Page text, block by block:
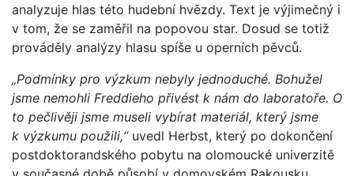
analyzuje hlas této hudební hvězdy. Text je výjimečný i
v tom, že se zaměřil na popovou star. Dosud se totiž
prováděly analýzy hlasu spíše u operních pěvců.
„Podmínky pro výzkum nebyly jednoduché. Bohužel
jsme nemohli Freddieho přivést k nám do laboratoře. O
to pečlivěji jsme museli vybírat materiál, který jsme
k výzkumu použili,“ uvedl Herbst, který po dokončení
postdoktorandského pobytu na olomoucké univerzitě